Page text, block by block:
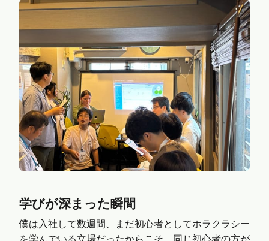
学びが深まった瞬間
僕は入社して数週間、まだ初心者としてホラクラシー